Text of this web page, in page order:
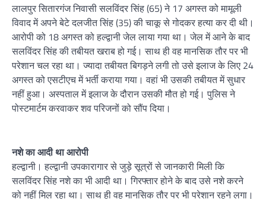
लालपुर सितारगंज निवासी सलविंदर सिंह (65) ने 17 अगस्त को मामूली
विवाद में अपने बेटे दलजीत सिंह (35) की चाकू से गोदकर हत्या कर दी थी।
आरोपी को 18 अगस्त को हल्द्वानी जेल लाया गया था। जेल में आने के बाद
सलविंदर सिंह की तबीयत खराब हो गई। साथ ही वह मानसिक तौर पर भी
परेशान चल रहा था। ज्यादा तबीयत बिगड़ने लगी तो उसे इलाज के लिए 24
अगस्त को एसटीएच में भर्ती कराया गया। वहां भी उसकी तबीयत में सुधार
नहीं हुआ। अस्पताल में इलाज के दौरान उसकी मौत हो गई। पुलिस ने
पोस्टमार्टम करवाकर शव परिजनों को सौंप दिया।
नशे का आदी था आरोपी
हल्द्वानी। हल्द्वानी उपकारागार से जुड़े सूत्रों से जानकारी मिली कि
सलविंदर सिंह नशे का भी आदी था। गिरफ्तार होने के बाद उसे नशे करने
को नहीं मिल रहा था। साथ ही वह मानसिक तौर पर भी परेशान रहने लगा।